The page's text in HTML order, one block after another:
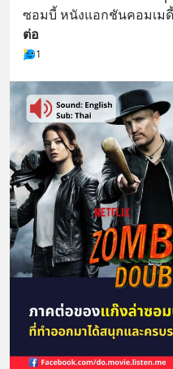
ซอมบี้ หนังแอกชันคอมเมดี้
ต่อ
1